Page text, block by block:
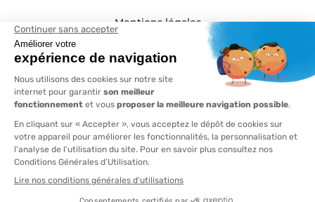
AFTRAL et ABSKILL fusionnent pour
Mentions légales
Données personnelles
Conditions générales de vente
Plan de site
Compliance